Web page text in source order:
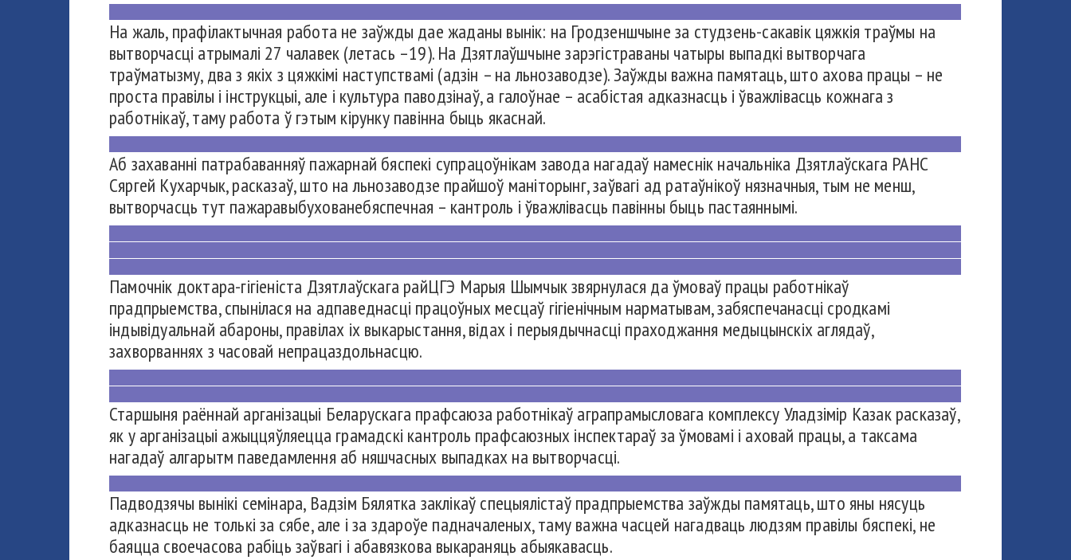
На жаль, прафілактычная работа не заўжды дае жаданы вынік: на Гродзеншчыне за студзень-сакавік цяжкія траўмы на
вытворчасці атрымалі 27 чалавек (летась –19). На Дзятлаўшчыне зарэгістраваны чатыры выпадкі вытворчага
траўматызму, два з якіх з цяжкімі наступствамі (адзін – на льнозаводзе). Заўжды важна памятаць, што ахова працы – не
проста правілы і інструкцыі, але і культура паводзінаў, а галоўнае – асабістая адказнасць і ўважлівасць кожнага з
работнікаў, таму работа ў гэтым кірунку павінна быць якаснай.
Аб захаванні патрабаванняў пажарнай бяспекі супрацоўнікам завода нагадаў намеснік начальніка Дзятлаўскага РАНС
Сяргей Кухарчык, расказаў, што на льнозаводзе прайшоў маніторынг, заўвагі ад ратаўнікоў нязначныя, тым не менш,
вытворчасць тут пажаравыбухованебяспечная – кантроль і ўважлівасць павінны быць пастаяннымі.
Памочнік доктара-гігіеніста Дзятлаўскага райЦГЭ Марыя Шымчык звярнулася да ўмоваў працы работнікаў
прадпрыемства, спынілася на адпаведнасці працоўных месцаў гігіенічным нарматывам, забяспечанасці сродкамі
індывідуальнай абароны, правілах іх выкарыстання, відах і перыядычнасці праходжання медыцынскіх аглядаў,
захворваннях з часовай непрацаздольнасцю.
Старшыня раённай арганізацыі Беларускага прафсаюза работнікаў аграпрамысловага комплексу Уладзімір Казак расказаў,
як у арганізацыі ажыццяўляецца грамадскі кантроль прафсаюзных інспектараў за ўмовамі і аховай працы, а таксама
нагадаў алгарытм паведамлення аб няшчасных выпадках на вытворчасці.
Падводзячы вынікі семінара, Вадзім Бялятка заклікаў спецыялістаў прадпрыемства заўжды памятаць, што яны нясуць
адказнасць не толькі за сябе, але і за здароўе падначаленых, таму важна часцей нагадваць людзям правілы бяспекі, не
баяцца своечасова рабіць заўвагі і абавязкова выкараняць абыякавасць.